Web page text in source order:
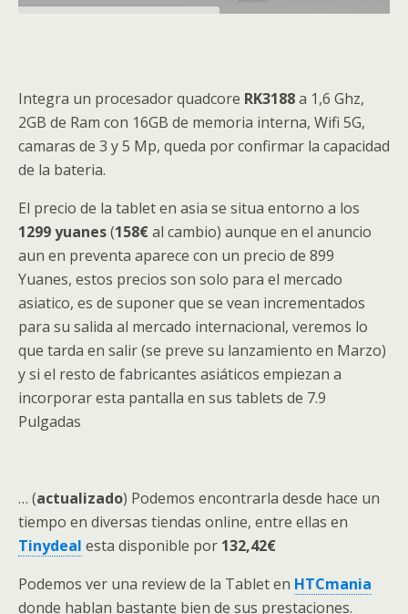
Integra un procesador quadcore RK3188a 1,6 Ghz,
2GB de Ram con 16GB de memoria interna, Wifi 5G,
camaras de 3 y 5 Mp, queda por confirmar la capacidad
de la bateria.
El precio de la tablet en asia se situa entorno a los
1299 yuanes(158€al cambio) aunque en el anuncio
aun en preventa aparece con un precio de 899
Yuanes, estos precios son solo para el mercado
asiatico, es de suponer que se vean incrementados
para su salida al mercado internacional, veremos lo
que tarda en salir (se preve su lanzamiento en Marzo)
y si el resto de fabricantes asiáticos empiezan a
incorporar esta pantalla en sus tablets de 7.9
Pulgadas
… (actualizado) Podemos encontrarla desde hace un
tiempo en diversas tiendas online, entre ellas en
Tinydeal esta disponible por 132,42€
Podemos ver una review de la Tablet en HTCmania
donde hablan bastante bien de sus prestaciones.